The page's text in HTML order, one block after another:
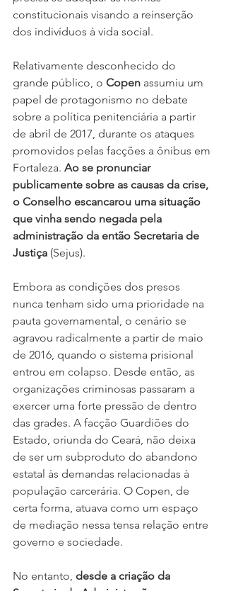
constitucionais visando a reinserção
dos indivíduos à vida social.
Relativamente desconhecido do
grande público, o Copen assumiu um
papel de protagonismo no debate
sobre a política penitenciária a partir
de abril de 2017, durante os ataques
promovidos pelas facções a ônibus em
Fortaleza. Ao se pronunciar
publicamente sobre as causas da crise,
o Conselho escancarou uma situação
que vinha sendo negada pela
administração da então Secretaria de
Justiça (Sejus).
Embora as condições dos presos
nunca tenham sido uma prioridade na
pauta governamental, o cenário se
agravou radicalmente a partir de maio
de 2016, quando o sistema prisional
entrou em colapso. Desde então, as
organizações criminosas passaram a
exercer uma forte pressão de dentro
das grades. A facção Guardiões do
Estado, oriunda do Ceará, não deixa
de ser um subproduto do abandono
estatal às demandas relacionadas à
população carcerária. O Copen, de
certa forma, atuava como um espaço
de mediação nessa tensa relação entre
governo e sociedade.
No entanto, desde a criação da